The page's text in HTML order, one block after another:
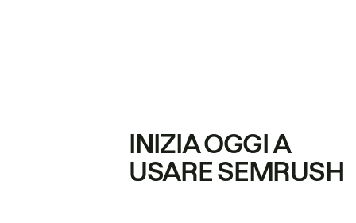
INIZIA OGGI A
USARE SEMRUSH